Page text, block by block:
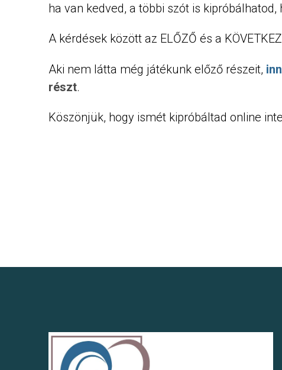
ha van kedved, a többi szót is
A kérdések között az ELŐZŐ és a
Aki nem látta még játékunk előző részeit,
részt.
Köszönjük, hogy ismét kipróbáltad online